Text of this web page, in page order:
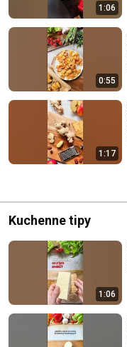
1:06
0:55
1:17
Kuchenne tipy
1:06